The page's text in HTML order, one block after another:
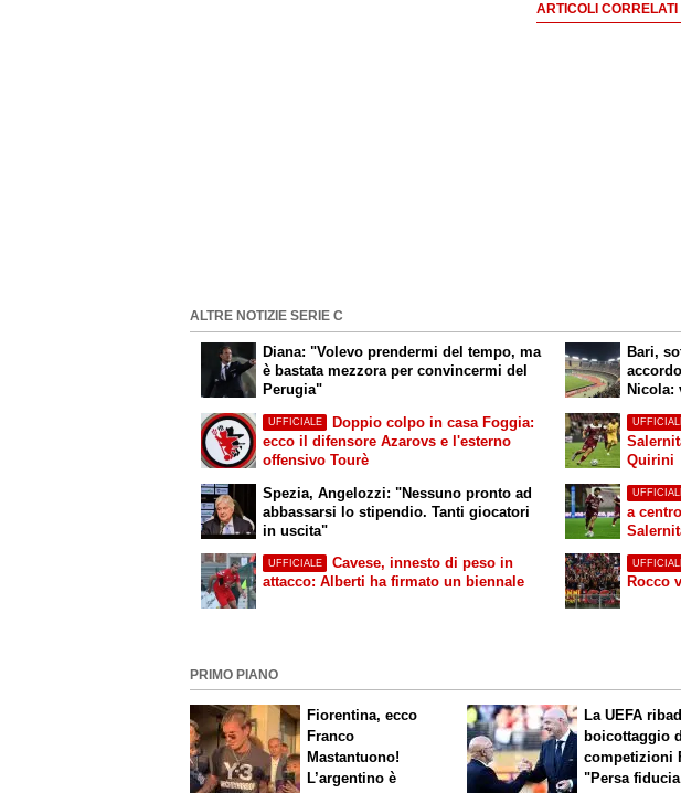
ARTICOLI CORRELATI
ALTRE NOTIZIE SERIE C
Diana: "Volevo prendermi del tempo, ma
è bastata mezzora per convincermi del
Perugia"
UFFICIALE
Doppio colpo in casa Foggia:
ecco il difensore Azarovs e l'esterno
offensivo Tourè
Bari,
Nicola:
Quirini
Spezia, Angelozzi: "Nessuno pronto ad
abbassarsi lo stipendio. Tanti giocatori
in uscita"
UFFICIALE
Cavese, innesto di peso in
attacco: Alberti ha firmato un biennale
a
Rocco
PRIMO PIANO
Fiorentina, ecco
Franco
Mastantuono!
L’argentino è
La UEFA
boicottaggio
competizioni
"Persa